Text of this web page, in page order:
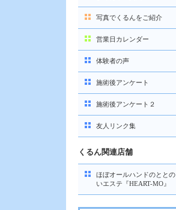
写真でくるんをご紹介
営業日カレンダー
体験者の声
施術後アンケート
施術後アンケート２
友人リンク集
くるん関連店舗
ほぼオールハンドのととの
いエステ『HEART-MO』